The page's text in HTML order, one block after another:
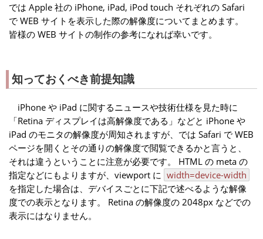
では Apple 社の iPhone, iPad, iPod touch それぞれの Safari
で WEB サイトを表示した際の解像度についてまとめます。
皆様の WEB サイトの制作の参考になれば幸いです。
知っておくべき前提知識
iPhone や iPad に関するニュースや技術仕様を見た時に
「Retina ディスプレイは高解像度である」などと iPhone や
iPad のモニタの解像度が周知されますが、では Safari で WEB
ページを開くとその通りの解像度で閲覧できるかと言うと、
それは違うということに注意が必要です。 HTML の meta の
指定などにもよりますが、viewport に width=device-width
を指定した場合は、デバイスごとに下記で述べるような解像
度での表示となります。 Retina の解像度の 2048px などでの
表示にはなりません。